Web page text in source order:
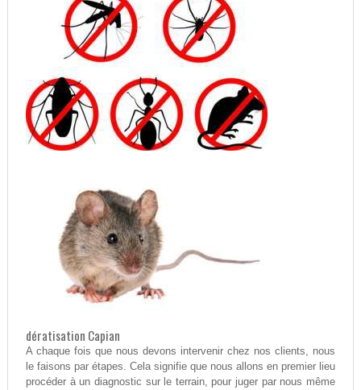
dératisation Capian
A chaque fois que nous devons intervenir chez nos clients, nous
le faisons par étapes. Cela signifie que nous allons en premier lieu
procéder à un diagnostic sur le terrain, pour juger par nous même